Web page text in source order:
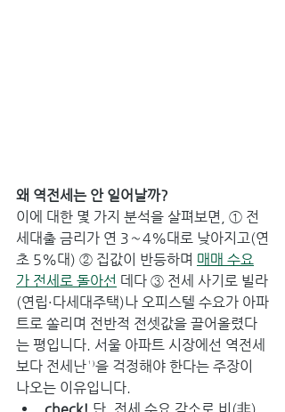
왜 역전세는 안 일어날까?
이에 대한 몇 가지 분석을 살펴보면, ① 전
세대출 금리가 연 3∼4%대로 낮아지고(연
초 5%대) ② 집값이 반등하며 매매 수요
가 전세로 돌아선 데다 ③ 전세 사기로 빌라
(연립·다세대주택)나 오피스텔 수요가 아파
트로 쏠리며 전반적 전셋값을 끌어올렸다
는 평입니다. 서울 아파트 시장에선 역전세
보다 전세난¹⁾을 걱정해야 한다는 주장이
나오는 이유입니다.